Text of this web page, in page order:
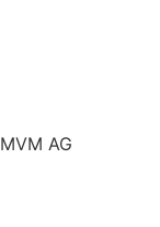
MVM AG